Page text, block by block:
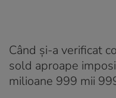
Când și-a verificat
sold aproape
milioane 999 mii